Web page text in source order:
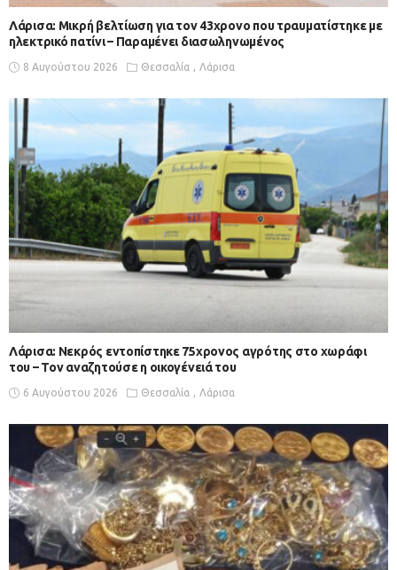
Λάρισα: Μικρή βελτίωση για τον 43χρονο που τραυματίστηκε με
ηλεκτρικό πατίνι – Παραμένει διασωληνωμένος
8 Αυγούστου 2026 Θεσσαλία Λάρισα
Λάρισα: Νεκρός εντοπίστηκε 75χρονος αγρότης στο χωράφι
του – Toν αναζητούσε η οικογένειά του
6 Αυγούστου 2026 Θεσσαλία Λάρισα